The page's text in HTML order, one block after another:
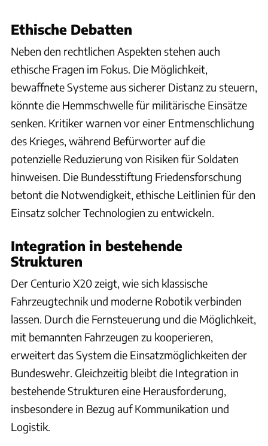
Ethische Debatten
Neben den rechtlichen Aspekten stehen auch
ethische Fragen im Fokus. Die Möglichkeit,
bewaffnete Systeme aus sicherer Distanz zu steuern,
könnte die Hemmschwelle für militärische Einsätze
senken. Kritiker warnen vor einer Entmenschlichung
des Krieges, während Befürworter auf die
potenzielle Reduzierung von Risiken für Soldaten
hinweisen. Die Bundesstiftung Friedensforschung
betont die Notwendigkeit, ethische Leitlinien für den
Einsatz solcher Technologien zu entwickeln.
Integration in bestehende
Strukturen
Der Centurio X20 zeigt, wie sich klassische
Fahrzeugtechnik und moderne Robotik verbinden
lassen. Durch die Fernsteuerung und die Möglichkeit,
mit bemannten Fahrzeugen zu kooperieren,
erweitert das System die Einsatzmöglichkeiten der
Bundeswehr. Gleichzeitig bleibt die Integration in
bestehende Strukturen eine Herausforderung,
insbesondere in Bezug auf Kommunikation und
Logistik.